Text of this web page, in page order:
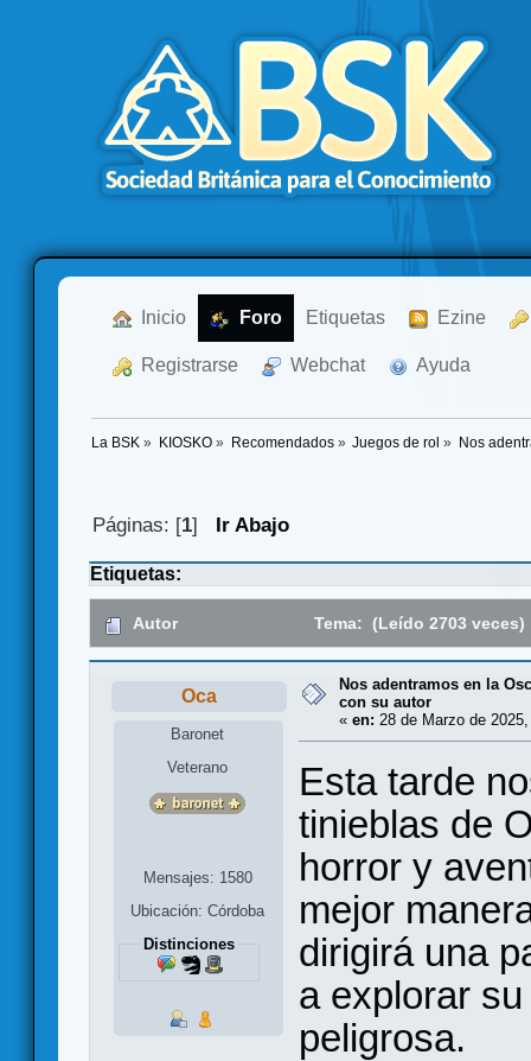
Inicio Foro Etiquetas Ezine
Registrarse Webchat Ayuda
La BSK » KIOSKO» Recomendados» Juegos de rol » Nos
Páginas: [1] Ir Abajo
Etiquetas:
Autor Tema: (Leído 2703 veces)
Oca
Baronet
Veterano
Mensajes: 1580
Ubicación: Córdoba
Distinciones
Nos adentramos en la
con su autor
« en: 28 de Marzo de
Esta tarde
tinieblas de
horror y
mejor
dirigirá una
a explorar
peligrosa.